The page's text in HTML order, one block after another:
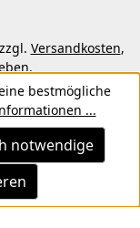
Versandkosten,
vorbehalten.
bestmögliche
...
notwendige